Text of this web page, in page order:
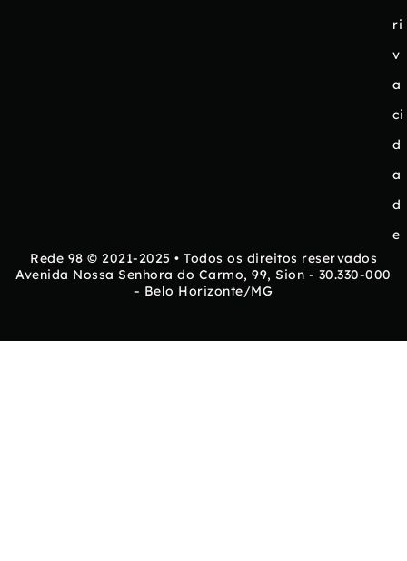
ri
v
a
ci
d
a
d
e
Rede 98 © 2021-2025 • Todos os direitos reservados
Avenida Nossa Senhora do Carmo, 99, Sion - 30.330-000
- Belo Horizonte/MG